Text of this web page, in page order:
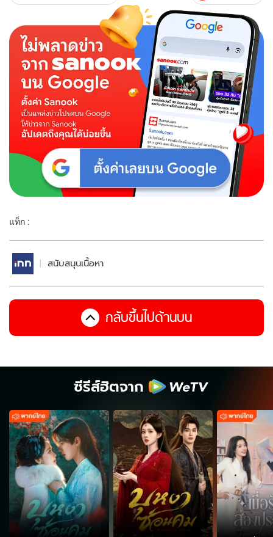
แท็ก :
สนับสนุนเนื้อหา
กลับขึ้นไปด้านบน
ซีรีส์ฮิตจาก